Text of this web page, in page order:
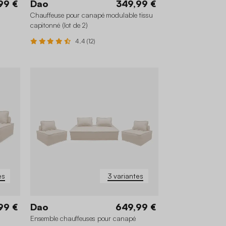
€ Dao 349,99 €
Chauffeuse pour canapé modulable tissu
capitonné (lot de 2)
4.4 (12)
€
3 variantes
Dao 649,99 €
Ensemble chauffeuses pour canapé